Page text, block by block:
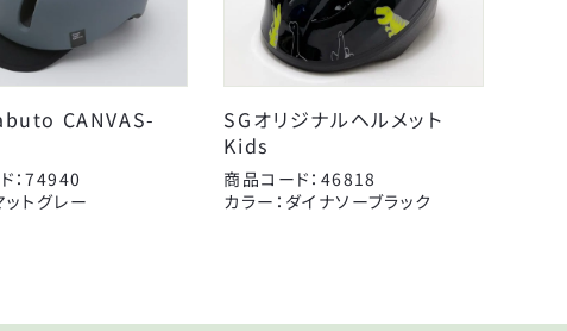
CANVAS-
：74940
ットグレー
SGオリジナルヘルメット
Kids
商品コード：46818
カラー：ダイナソーブラック